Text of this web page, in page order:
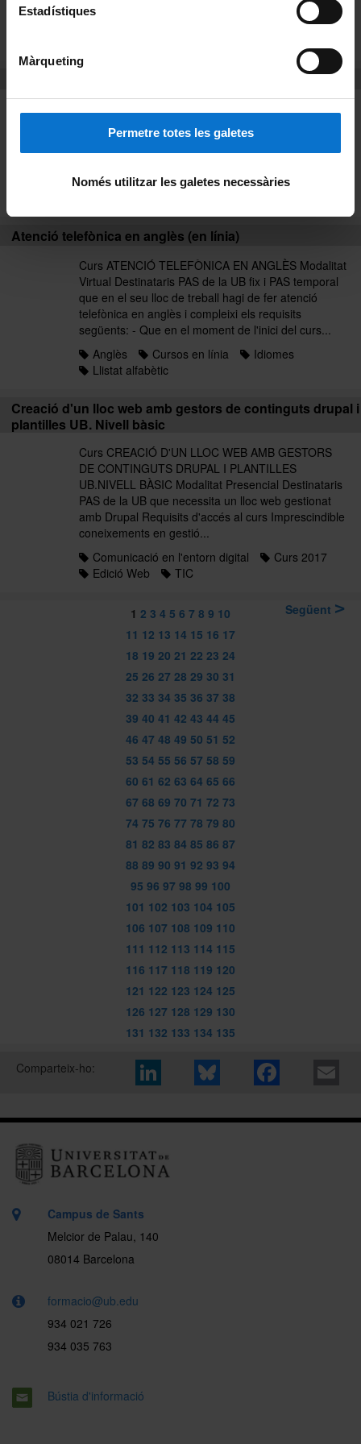
Estadístiques
Màrqueting
Permetre totes les galetes
Només utilitzar les galetes necessàries
Idiomes
Virtual Destinataris PAS de la UB fix i PAS temporal
que en el seu lloc de treball hagi de fer atenció
telefònica en anglès i compleixi els requisits
següents: - Que en el moment de l'inici del curs...
Atenció telefònica en anglès (en línia)
Curs ATENCIÓ TELEFÒNICA EN ANGLÈS Modalitat
Virtual Destinataris PAS de la UB fix i PAS temporal
que en el seu lloc de treball hagi de fer atenció
telefònica en anglès i compleixi els requisits
següents: - Que en el moment de l'inici del curs...
Anglès
Cursos en línia
Idiomes
Llistat alfabètic
Creació d'un lloc web amb gestors de continguts drupal i
plantilles UB. Nivell bàsic
Curs CREACIÓ D'UN LLOC WEB AMB GESTORS
DE CONTINGUTS DRUPAL I PLANTILLES
UB.NIVELL BÀSIC Modalitat Presencial Destinataris
PAS de la UB que necessita un lloc web gestionat
amb Drupal Requisits d'accés al curs Imprescindible
coneixements en gestió...
Comunicació en l'entorn digital
Curs 2017
Edició Web
TIC
1 2 3 4 5 6 7 8 9 10
11 12 13 14 15 16 17
18 19 20 21 22 23 24
25 26 27 28 29 30 31
32 33 34 35 36 37 38
39 40 41 42 43 44 45
46 47 48 49 50 51 52
53 54 55 56 57 58 59
60 61 62 63 64 65 66
67 68 69 70 71 72 73
74 75 76 77 78 79 80
81 82 83 84 85 86 87
88 89 90 91 92 93 94
95 96 97 98 99 100
101 102 103 104 105
106 107 108 109 110
111 112 113 114 115
116 117 118 119 120
121 122 123 124 125
126 127 128 129 130
131 132 133 134 135
Següent
Comparteix-ho:
Campus de Sants
Melcior de Palau, 140
08014 Barcelona
formacio@ub.edu
934 021 726
934 035 763
Bústia d'informació